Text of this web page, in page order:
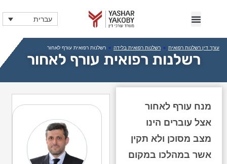
עברית
עורך דין רשלנות רפואית » רשלנות רפואית בלידה » רשלנות רפואית עורף לאחור
רשלנות רפואית עורף לאחור
מנח עורף לאחור
אצל עוברים הינו
מצב מסוכן ולא תקין
אשר במהלכו במקום